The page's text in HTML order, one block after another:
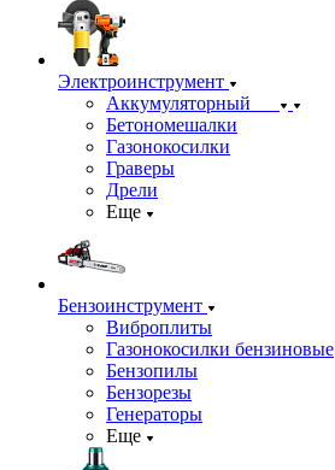
Электроинструмент
Аккумуляторный
Бетономешалки
Газонокосилки
Граверы
Дрели
Еще
Бензоинструмент
Виброплиты
Газонокосилки бензиновые
Бензопилы
Бензорезы
Генераторы
Еще